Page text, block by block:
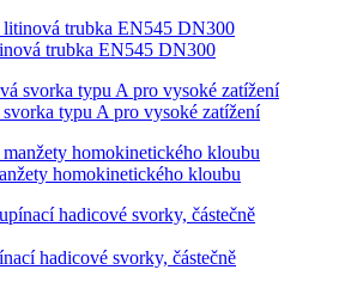
trubka EN545 DN300
typu A pro vysoké zatížení
homokinetického kloubu
hadicové svorky, částečně